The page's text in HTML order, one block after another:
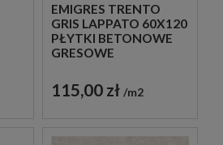
EMIGRES TRENTO
GRIS LAPPATO 60X120
PŁYTKI BETONOWE
GRESOWE
115,00 zł m2